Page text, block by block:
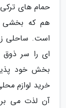
حمام های ترکی
هم که بخشی
است. ساحلی
ای را سر ذوق
بخش خود
خرید لوازم
آن لذت می